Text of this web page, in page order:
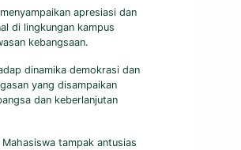
apresiasi dan
di lingkungan kampus
kebangsaan.
dinamika demokrasi dan
yang disampaikan
dan keberlanjutan
tampak antusias